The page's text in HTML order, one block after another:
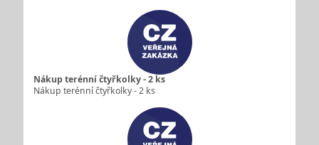
Nákup terénní čtyřkolky - 2 ks
Nákup terénní čtyřkolky - 2 ks